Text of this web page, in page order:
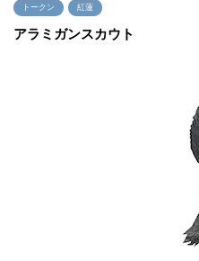
トークン 紅蓮
アラミガンスカウト